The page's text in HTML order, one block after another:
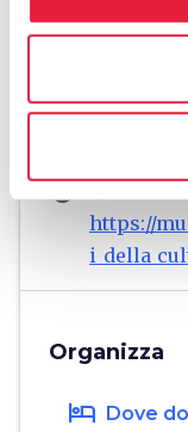
Museo di
Piazza
language
https://
Organizza
hotel Dove